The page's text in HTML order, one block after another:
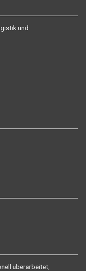
und
überarbeitet,